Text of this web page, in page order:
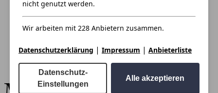
nicht genutzt werden.
Wir arbeiten mit 228 Anbietern zusammen.
Datenschutzerklärung | Impressum | Anbieterliste
Datenschutz-
Einstellungen
Alle akzeptieren